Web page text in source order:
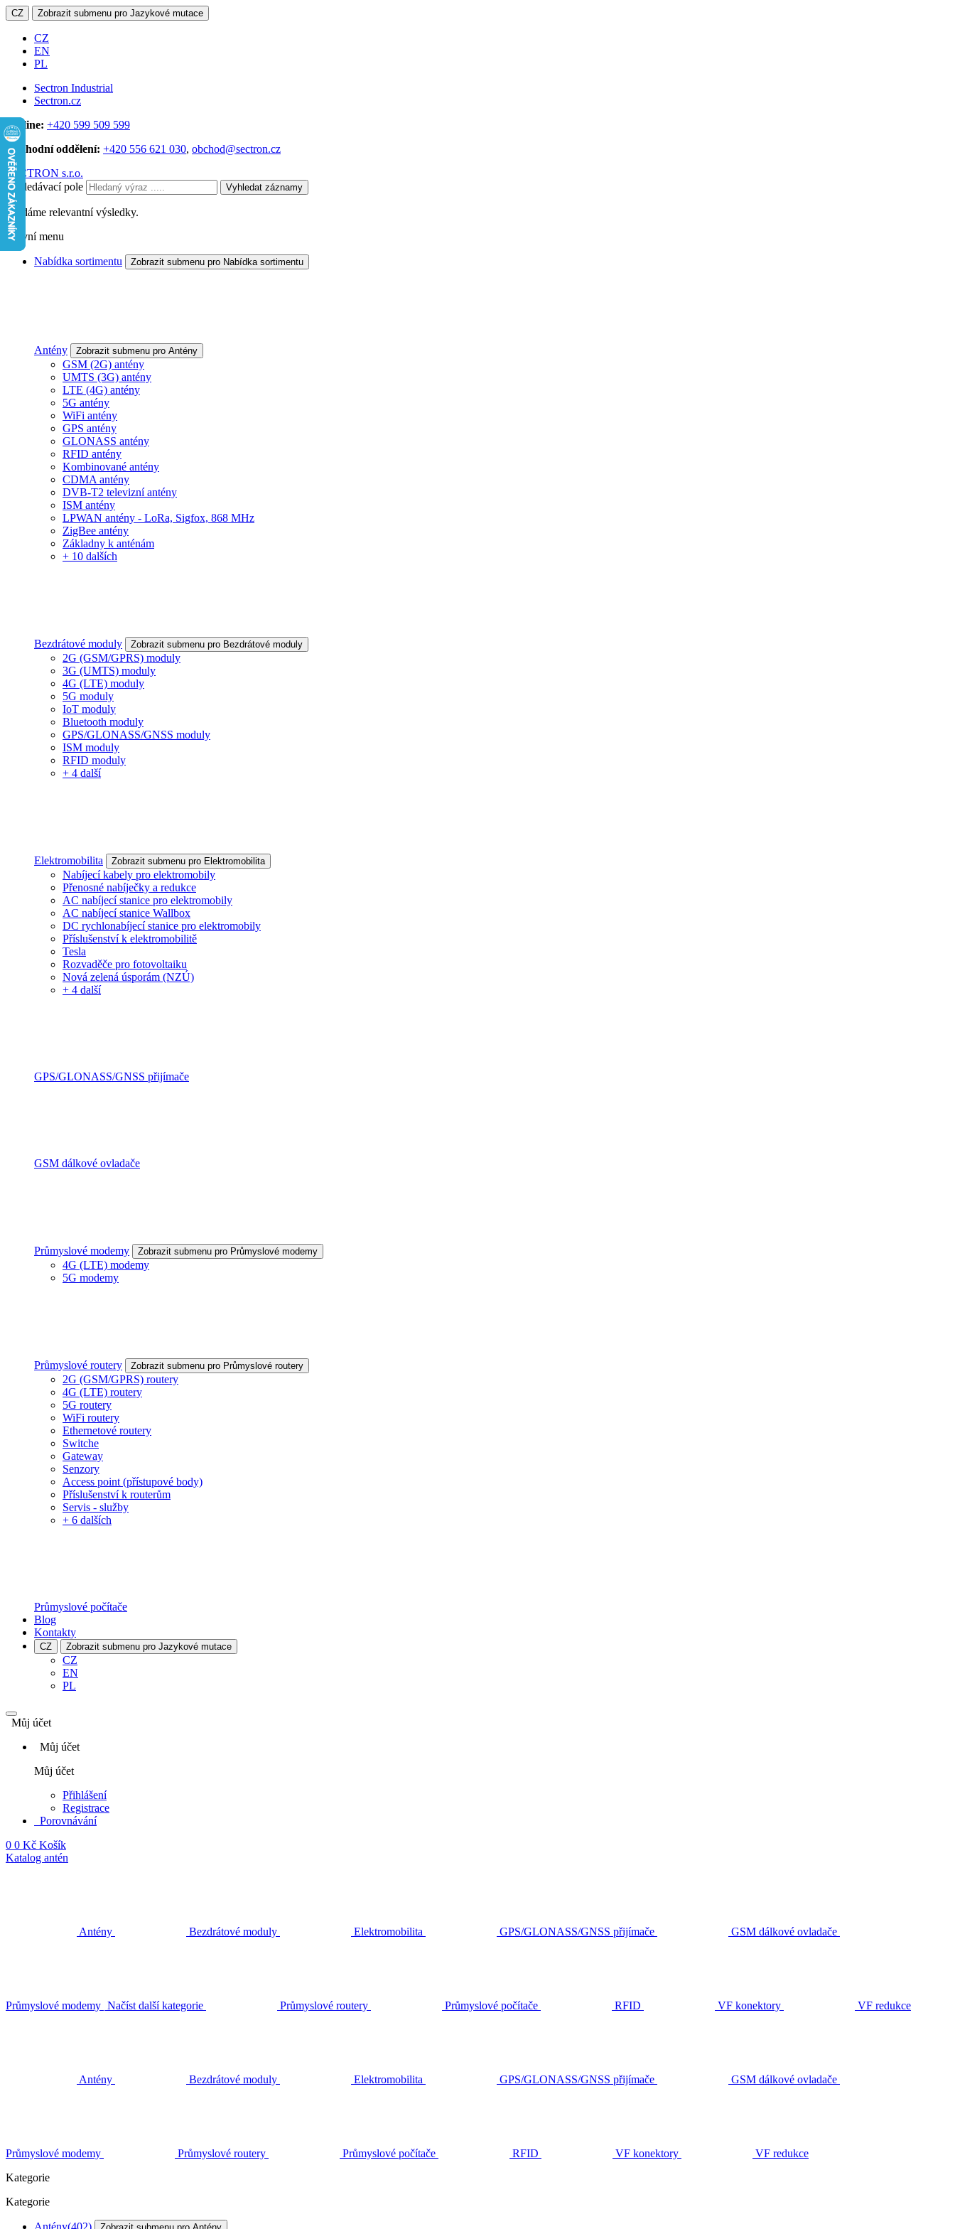
CZ Zobrazit submenu pro Jazykové mutace
CZ
EN
PL
Sectron Industrial
Sectron.cz
Hotline: +420 599 509 599
Obchodní oddělení: +420 556 621 030, obchod@sectron.cz
SECTRON s.r.o.
Vyhledávací pole
Vyhledat záznamy
Hledáme relevantní výsledky.
Hlavní menu
Nabídka sortimentu Zobrazit submenu pro Nabídka sortimentu
Antény Zobrazit submenu pro Antény
GSM (2G) antény
UMTS (3G) antény
LTE (4G) antény
5G antény
WiFi antény
GPS antény
GLONASS antény
RFID antény
Kombinované antény
CDMA antény
DVB-T2 televizní antény
ISM antény
LPWAN antény - LoRa, Sigfox, 868 MHz
ZigBee antény
Základny k anténám
+ 10 dalších
Bezdrátové moduly Zobrazit submenu pro Bezdrátové moduly
2G (GSM/GPRS) moduly
3G (UMTS) moduly
4G (LTE) moduly
5G moduly
IoT moduly
Bluetooth moduly
GPS/GLONASS/GNSS moduly
ISM moduly
RFID moduly
+ 4 další
Elektromobilita Zobrazit submenu pro Elektromobilita
Nabíjecí kabely pro elektromobily
Přenosné nabíječky a redukce
AC nabíjecí stanice pro elektromobily
AC nabíjecí stanice Wallbox
DC rychlonabíjecí stanice pro elektromobily
Příslušenství k elektromobilitě
Tesla
Rozvaděče pro fotovoltaiku
Nová zelená úsporám (NZÚ)
+ 4 další
GPS/GLONASS/GNSS přijímače
GSM dálkové ovladače
Průmyslové modemy Zobrazit submenu pro Průmyslové modemy
4G (LTE) modemy
5G modemy
Průmyslové routery Zobrazit submenu pro Průmyslové routery
2G (GSM/GPRS) routery
4G (LTE) routery
5G routery
WiFi routery
Ethernetové routery
Switche
Gateway
Senzory
Access point (přístupové body)
Příslušenství k routerům
Servis - služby
+ 6 dalších
Průmyslové počítače
Blog
Kontakty
CZ Zobrazit submenu pro Jazykové mutace
CZ
EN
PL
Můj účet
Můj účet
Můj účet
Přihlášení
Registrace
Porovnávání
0 0 Kč Košík
Katalog antén
Antény Bezdrátové moduly Elektromobilita GPS/GLONASS/GNSS přijímače GSM dálkové ovladače
Průmyslové modemy Načíst další kategorie Průmyslové routery Průmyslové počítače RFID VF konektory VF redukce
Antény Bezdrátové moduly Elektromobilita GPS/GLONASS/GNSS přijímače GSM dálkové ovladače
Průmyslové modemy Průmyslové routery Průmyslové počítače RFID VF konektory
VF redukce
Kategorie
Kategorie
Antény(402)